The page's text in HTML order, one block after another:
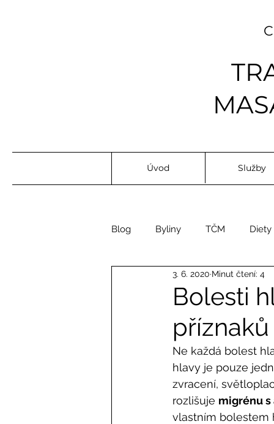
Úvod Služby
Blog Byliny TČM Diety
Bolesti
3. 6. 2020 Minut čtení: 4
Ne každá bolest
hlavy je pouze
zvracení,
rozlišuje migrénu s
vlastním bolestem